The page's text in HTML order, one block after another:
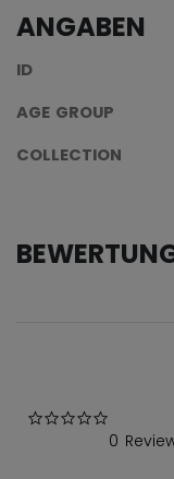
ANGABEN
ID
AGE GROUP
COLLECTION
0